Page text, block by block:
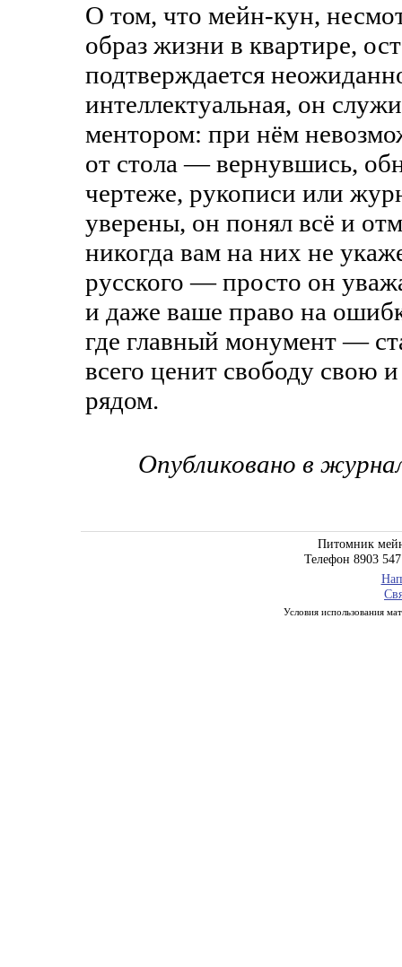
О том, что мейн-кун,
образ жизни в квартире,
подтверждается
интеллектуальная, он
ментором: при нём
от стола — вернувшись,
чертеже, рукописи или
уверены, он понял всё и
никогда вам на них не
русского — просто он
и даже ваше право на
где главный монумент —
всего ценит свободу свою
рядом.
Опубликовано в
Питомник
Телефон 8903
Условия использования